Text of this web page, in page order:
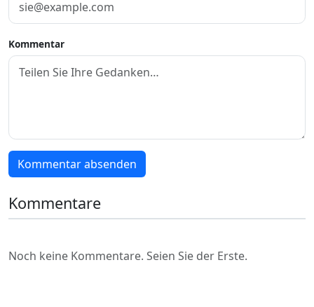
Kommentar
Kommentar absenden
Kommentare
Noch keine Kommentare. Seien Sie der Erste.